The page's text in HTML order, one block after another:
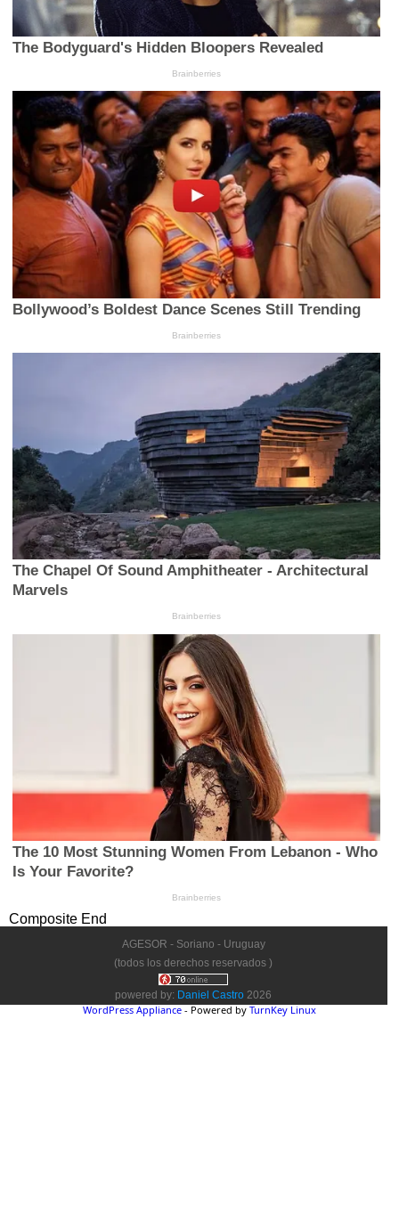
Composite End
AGESOR - Soriano - Uruguay
(todos los derechos reservados )
powered by: Daniel Castro 2026
WordPress Appliance- Powered byTurnKey Linux